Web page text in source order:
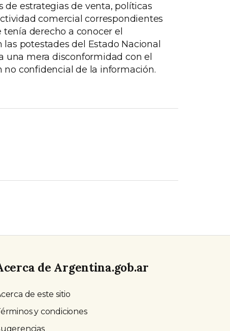
estrategias de venta, políticas
comercial correspondientes
derecho a conocer el
potestades del Estado Nacional
una mera disconformidad con el
no confidencial de la información.
de Argentina.gob.ar
de este sitio
y condiciones